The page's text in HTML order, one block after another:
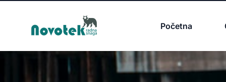
Početna